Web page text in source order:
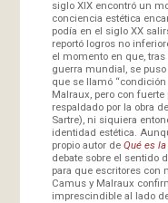
siglo XIX encontró un
conciencia estética
podía en el siglo XX
reportó logros no
el momento en que,
guerra mundial, se
que se llamó
Malraux, pero con fuerte
respaldado por la obra
Sartre), ni siquiera
identidad estética.
propio autor de Qué es
debate sobre el sentido
para que escritores con
Camus y Malraux
imprescindible al lado